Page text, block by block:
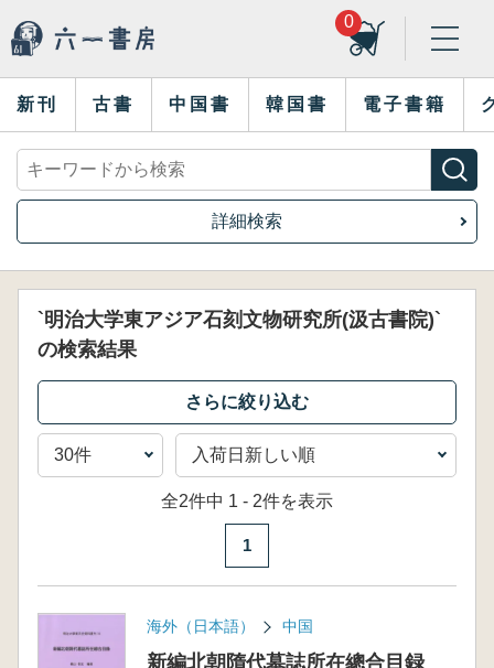
0
新刊 古書 中国書 韓国書 電子書籍
詳細検索
`明治大学東アジア石刻文物研究所(汲古書院)`
の検索結果
全2件中 1 - 2件を表示
1
海外（日本語） 中国
新編北朝隋代墓誌所在總合目録